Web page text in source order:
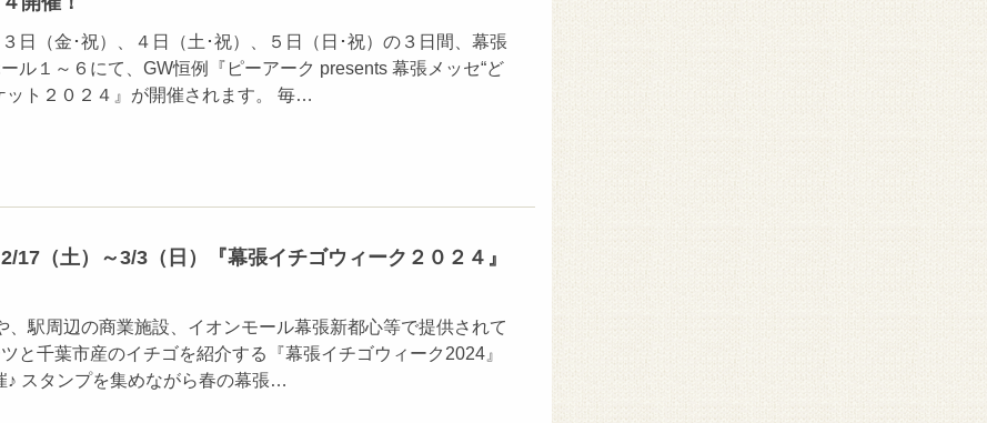
日（金･祝）、４日（土･祝）、５日（日･祝）の３日間、幕張
ル１～６にて、GW恒例『ピーアーク presents 幕張メッセ“ど
ット２０２４』が開催されます。 毎…
17（土）～3/3（日）『幕張イチゴウィーク２０２４』
、駅周辺の商業施設、イオンモール幕張新都心等で提供されて
と千葉市産のイチゴを紹介する『幕張イチゴウィーク2024』
♪ スタンプを集めながら春の幕張…